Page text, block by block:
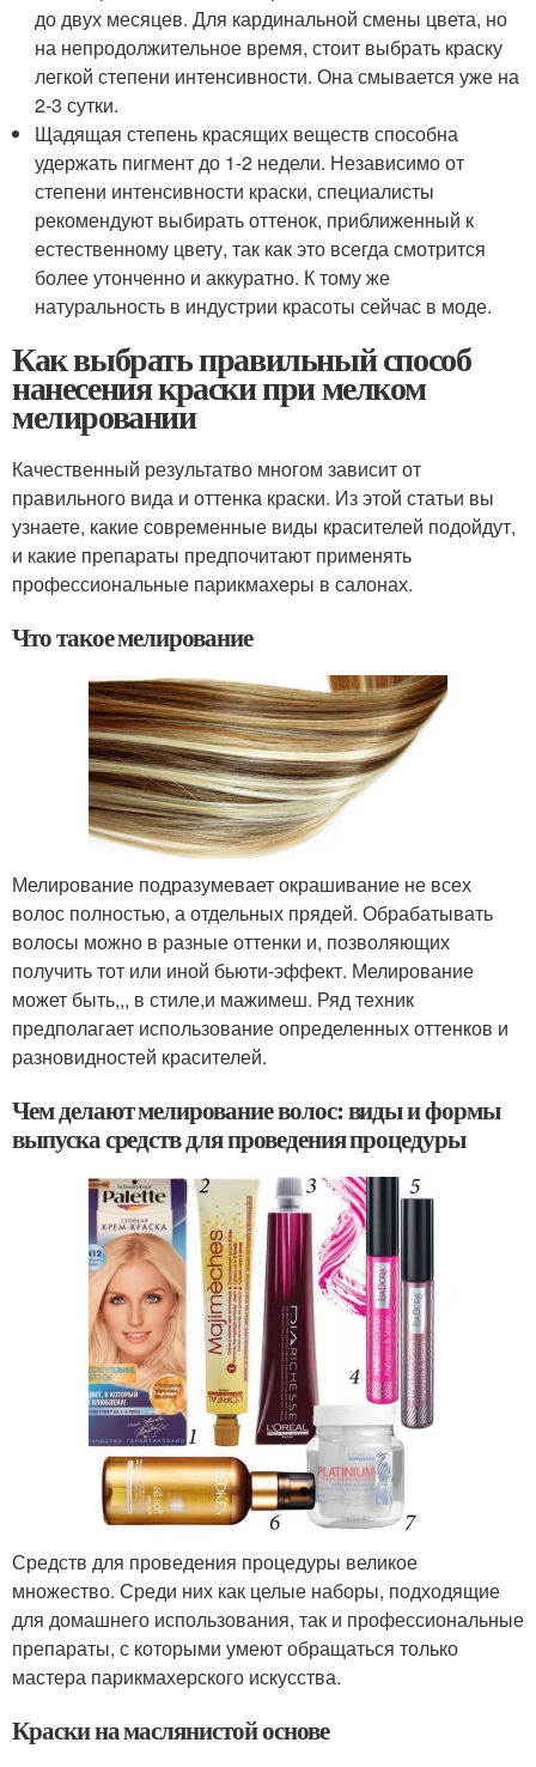
до двух месяцев. Для кардинальной смены цвета, но
на непродолжительное время, стоит выбрать краску
легкой степени интенсивности. Она смывается уже на
2-3 сутки.
Щадящая степень красящих веществ способна
удержать пигмент до 1-2 недели. Независимо от
степени интенсивности краски, специалисты
рекомендуют выбирать оттенок, приближенный к
естественному цвету, так как это всегда смотрится
более утонченно и аккуратно. К тому же
натуральность в индустрии красоты сейчас в моде.
Как выбрать правильный способ
нанесения краски при мелком
мелировании
Качественный результатво многом зависит от
правильного вида и оттенка краски. Из этой статьи вы
узнаете, какие современные виды красителей подойдут,
и какие препараты предпочитают применять
профессиональные парикмахеры в салонах.
Что такое мелирование
Мелирование подразумевает окрашивание не всех
волос полностью, а отдельных прядей. Обрабатывать
волосы можно в разные оттенки и, позволяющих
получить тот или иной бьюти-эффект. Мелирование
может быть,,, в стиле,и мажимеш. Ряд техник
предполагает использование определенных оттенков и
разновидностей красителей.
Чем делают мелирование волос: виды и формы
выпуска средств для проведения процедуры
Средств для проведения процедуры великое
множество. Среди них как целые наборы, подходящие
для домашнего использования, так и профессиональные
препараты, с которыми умеют обращаться только
мастера парикмахерского искусства.
Краски на маслянистой основе